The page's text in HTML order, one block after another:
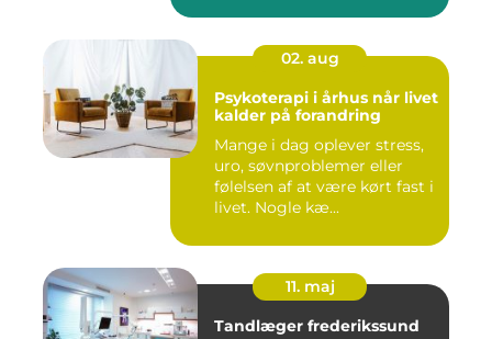
02. aug
Psykoterapi i århus når livet
kalder på forandring
Mange i dag oplever stress,
uro, søvnproblemer eller
følelsen af at være kørt fast i
livet. Nogle kæ...
11. maj
Tandlæger frederikssund